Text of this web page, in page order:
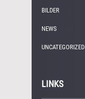
BILDER
NEWS
UNCATEGORIZED
LINKS